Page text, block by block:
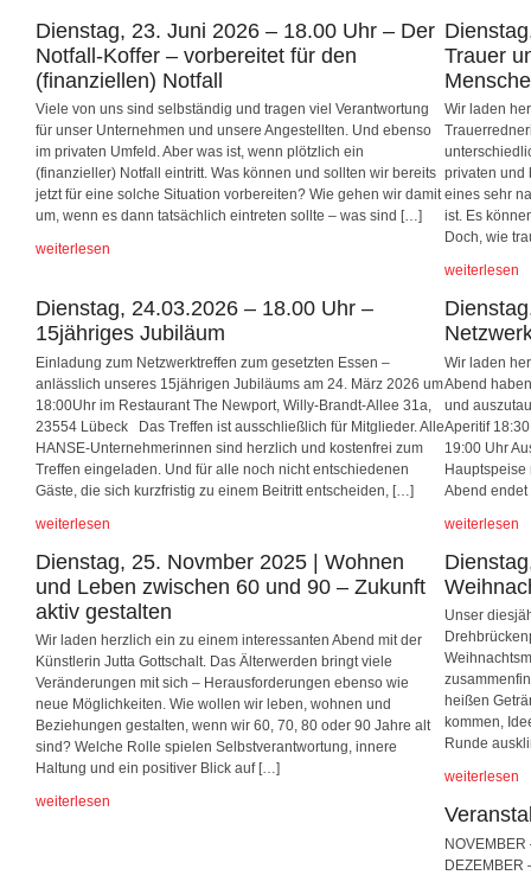
Dienstag, 23. Juni 2026 – 18.00 Uhr – Der
Notfall-Koffer – vorbereitet für den
(finanziellen) Notfall
Viele von uns sind selbständig und tragen viel Verantwortung
für unser Unternehmen und unsere Angestellten. Und ebenso
im privaten Umfeld. Aber was ist, wenn plötzlich ein
(finanzieller) Notfall eintritt. Was können und sollten wir bereits
jetzt für eine solche Situation vorbereiten? Wie gehen wir damit
um, wenn es dann tatsächlich eintreten sollte – was sind […]
weiterlesen
Trauer
Wir laden
privaten und
eines sehr
ist. Es
Doch, wie
weiterlesen
Dienstag, 24.03.2026 – 18.00 Uhr –
15jähriges Jubiläum
Einladung zum Netzwerktreffen zum gesetzten Essen –
anlässlich unseres 15jährigen Jubiläums am 24. März 2026 um
18:00Uhr im Restaurant The Newport, Willy-Brandt-Allee 31a,
23554 Lübeck Das Treffen ist ausschließlich für Mitglieder. Alle
HANSE-Unternehmerinnen sind herzlich und kostenfrei zum
Treffen eingeladen. Und für alle noch nicht entschiedenen
Gäste, die sich kurzfristig zu einem Beitritt entscheiden, […]
weiterlesen
Wir laden
Abend
und
Aperitif
19:00 Uhr
Hauptspeise
Abend
weiterlesen
Dienstag, 25. Novmber 2025 | Wohnen
und Leben zwischen 60 und 90 – Zukunft
aktiv gestalten
Wir laden herzlich ein zu einem interessanten Abend mit der
Künstlerin Jutta Gottschalt. Das Älterwerden bringt viele
Veränderungen mit sich – Herausforderungen ebenso wie
neue Möglichkeiten. Wie wollen wir leben, wohnen und
Beziehungen gestalten, wenn wir 60, 70, 80 oder 90 Jahre alt
sind? Welche Rolle spielen Selbstverantwortung, innere
Haltung und ein positiver Blick auf […]
weiterlesen
Unser
heißen
kommen,
Runde
weiterlesen
DEZEMBER